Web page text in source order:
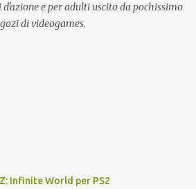
e per adulti uscito da pochissimo
di videogames.
Infinite World per PS2